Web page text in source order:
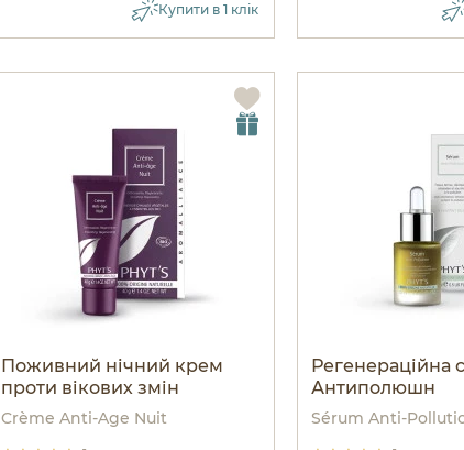
Купити в 1 клік
Поживний нічний крем
проти вікових змін
Crème Anti-Age Nuit
Регенераційна
Антиполюшн
Sérum Anti-